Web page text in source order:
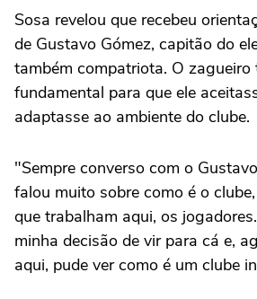
Sosa revelou que recebeu
de Gustavo Gómez, capitão do
também compatriota. O zagueiro
fundamental para que ele
adaptasse ao ambiente do clube.
"Sempre converso com o
falou muito sobre como é o
que trabalham aqui, os
minha decisão de vir para cá e,
aqui, pude ver como é um clube